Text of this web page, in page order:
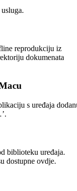
reprodukciju iz
dokumenata
s uređaja
biblioteku uređaja.
dostupne ovdje.